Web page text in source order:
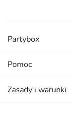
Partybox
Pomoc
Zasady i warunki